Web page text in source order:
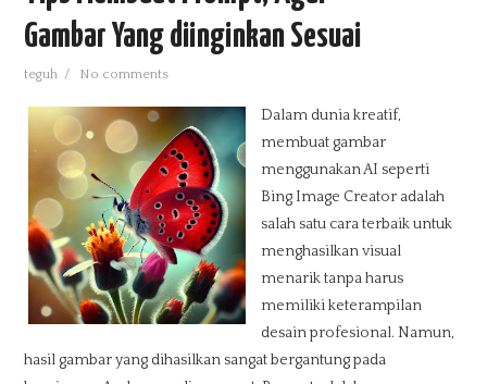
Gambar Yang diinginkan Sesuai
teguh / No comments
Dalam dunia kreatif,
membuat gambar
menggunakan AI seperti
Bing Image Creator adalah
salah satu cara terbaik untuk
menghasilkan visual
menarik tanpa harus
memiliki keterampilan
desain profesional. Namun,
hasil gambar yang dihasilkan sangat bergantung pada